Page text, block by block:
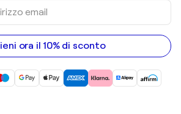
ora il 10% di sconto